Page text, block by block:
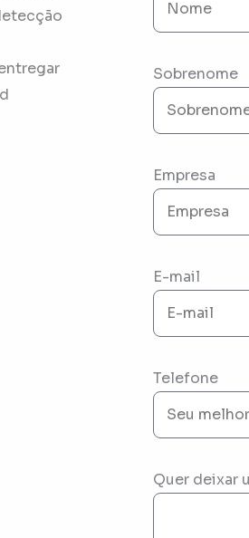
Sobrenome
Empresa
E-mail
Telefone
Quer deixar